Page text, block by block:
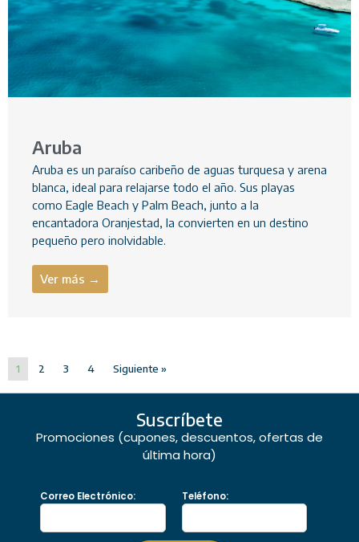
Aruba
Aruba es un paraíso caribeño de aguas turquesa y arena
blanca, ideal para relajarse todo el año. Sus playas
como Eagle Beach y Palm Beach, junto a la
encantadora Oranjestad, la convierten en un destino
pequeño pero inolvidable.
Ver más →
1 2 3 4 Siguiente »
Suscríbete
Promociones (cupones, descuentos, ofertas de
última hora)
Correo Electrónico: Teléfono: